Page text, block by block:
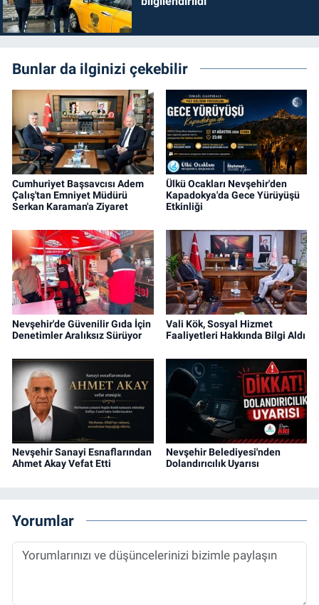
Bunlar da ilginizi çekebilir
Cumhuriyet Başsavcısı Adem
Çalış'tan Emniyet Müdürü
Serkan Karaman'a Ziyaret
Ülkü Ocakları Nevşehir'den
Kapadokya'da Gece Yürüyüşü
Etkinliği
Nevşehir'de Güvenilir Gıda İçin
Denetimler Aralıksız Sürüyor
Vali Kök, Sosyal Hizmet
Faaliyetleri Hakkında Bilgi Aldı
Nevşehir Sanayi Esnaflarından
Ahmet Akay Vefat Etti
Nevşehir Belediyesi'nden
Dolandırıcılık Uyarısı
Yorumlar